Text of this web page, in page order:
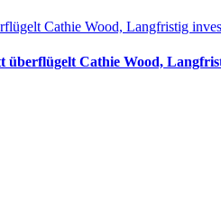
Cathie Wood, Langfristig
Cathie Wood,